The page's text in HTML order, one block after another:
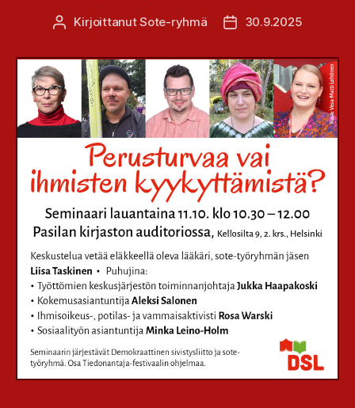
Kirjoittaja
KirjoittanutSote-ryhmä Julkaisupäivämäärä
30.9.2025